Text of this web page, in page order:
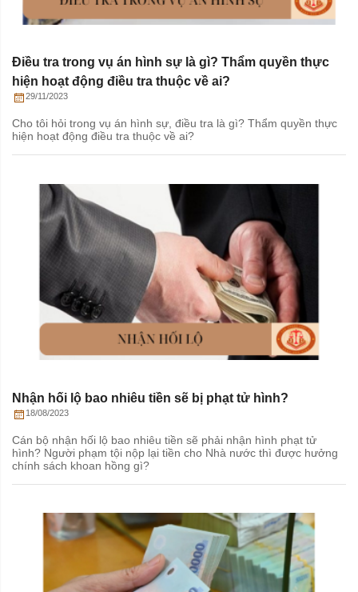
Điều tra trong vụ án hình sự là gì? Thẩm quyền thực
hiện hoạt động điều tra thuộc về ai?
29/11/2023
Cho tôi hỏi trong vụ án hình sự, điều tra là gì? Thẩm quyền thực
hiện hoạt động điều tra thuộc về ai?
Nhận hối lộ bao nhiêu tiền sẽ bị phạt tử hình?
18/08/2023
Cán bộ nhận hối lộ bao nhiêu tiền sẽ phải nhận hình phạt tử
hình? Người phạm tội nộp lại tiền cho Nhà nước thì được hưởng
chính sách khoan hồng gì?